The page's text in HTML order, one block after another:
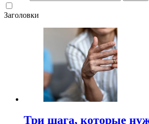
Заголовки
Три шага, которые